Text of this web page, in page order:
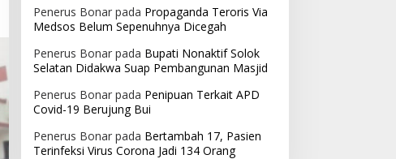
Penerus Bonarpada Propaganda Teroris Via
Medsos Belum Sepenuhnya Dicegah
Penerus Bonarpada Bupati Nonaktif Solok
Selatan Didakwa Suap Pembangunan Masjid
Penerus Bonarpada Penipuan Terkait APD
Covid-19 Berujung Bui
Penerus Bonarpada Bertambah 17, Pasien
Terinfeksi Virus Corona Jadi 134 Orang